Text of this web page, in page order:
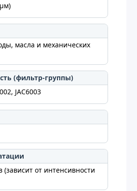
масла и механических
(фильтр-группы)
JAC6003
(зависит от интенсивности